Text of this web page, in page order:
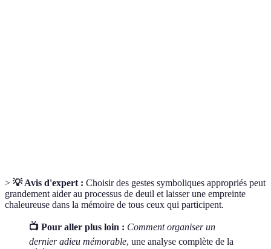
> 💡 Avis d'expert : Choisir des gestes symboliques appropriés peut
grandement aider au processus de deuil et laisser une empreinte
chaleureuse dans la mémoire de tous ceux qui participent.
📺 Pour aller plus loin : Comment organiser un
dernier adieu mémorable, une analyse complète de la